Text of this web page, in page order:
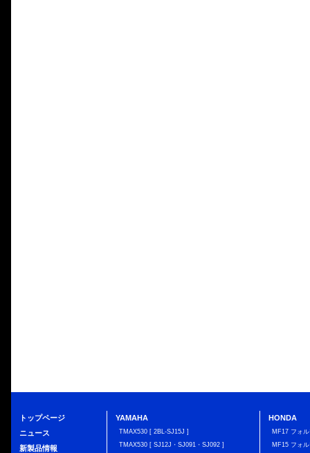
トップページ
ニュース
新製品情報
YAMAHA
TMAX530 [ 2BL-SJ15J ]
TMAX530 [ SJ12J・SJ091・SJ092 ]
HONDA
MF17 フォ
MF15 フォ